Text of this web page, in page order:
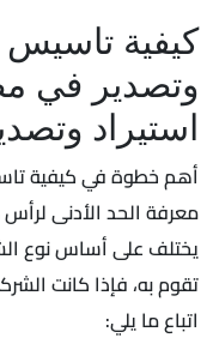
كيفية
وتصدير في
استيراد
أهم خطوة في كيفية
معرفة الحد الأدنى
يختلف على أساس نوع
تقوم به، فإذا كانت
اتباع ما يلي: